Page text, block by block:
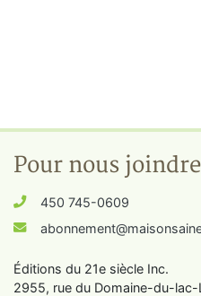
Pour nous joindre
450 745-0609
Éditions du 21e siècle Inc.
2955, rue du Domaine-du-lac-